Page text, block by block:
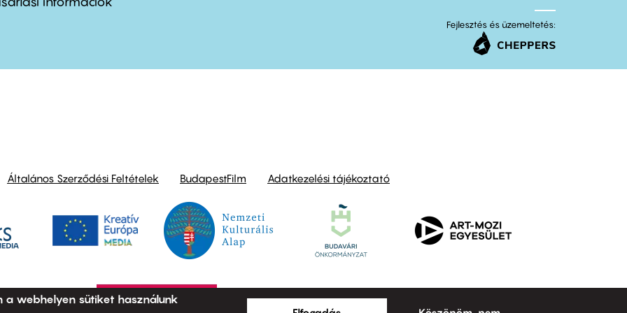
Fejlesztés és üzemeltetés:
Általános Szerződési Feltételek BudapestFilm Adatkezelési tájékoztató
a webhelyen sütiket használunk